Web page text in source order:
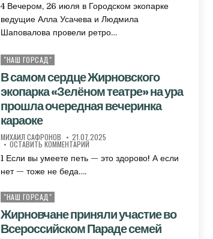
4 Вечером, 26 июля в Городском экопарке
ведущие Алла Усачева и Людмила
Шаповалова провели ретро…
Опубликовано в
"НАШ ГОРСАД"
В самом сердце Жирновского
экопарка «Зелёном театре» на ура
прошла очередная вечеринка
караоке
АВТОР:
МИХАИЛ САФРОНОВ ДАТА ПУБЛИКАЦИИ:
21.07.2025
ОСТАВИТЬ КОММЕНТАРИЙК В САМОМ СЕРДЦЕ ЖИРНОВСКОГО
1 Если вы умеете петь — это здорово! А если
нет — тоже не беда….
Опубликовано в
"НАШ ГОРСАД"
Жирновчане приняли участие во
Всероссийском Параде семей